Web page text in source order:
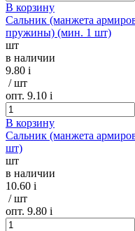
В корзину
Сальник (манжета
пружины) (мин. 1 шт)
шт
в наличии
9.80 i
/ шт
опт. 9.10 i
В корзину
Сальник (манжета
шт)
шт
в наличии
10.60 i
/ шт
опт. 9.80 i